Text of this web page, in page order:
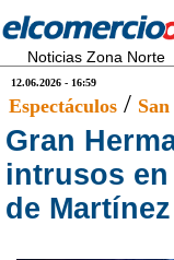
Noticias Zona Norte
12.06.2026 - 16:59
Espectáculos /
Gran
intrusos
de Martínez